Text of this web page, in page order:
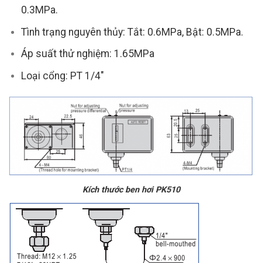
0.3MPa.
Tình trạng nguyên thủy: Tắt: 0.6MPa, Bật: 0.5MPa.
Áp suất thử nghiệm: 1.65MPa
Loại cổng: PT 1/4″
Kích thước ben hơi PK510